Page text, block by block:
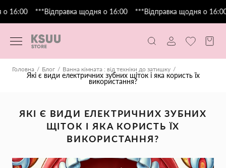
***Відправка щодня о 16:00 ***Відправка щодня о 16:00
Головна Блог Ванна кімната : від техніки до затишку
Які є види електричних зубних щіток і яка користь їх
використання?
ЯКІ Є ВИДИ ЕЛЕКТРИЧНИХ ЗУБНИХ
ЩІТОК І ЯКА КОРИСТЬ ЇХ
ВИКОРИСТАННЯ?